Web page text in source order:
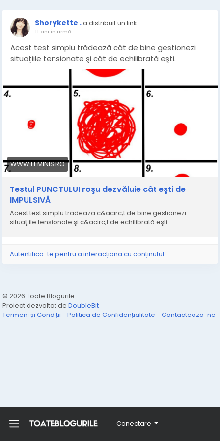
Conectare
Shorykette .a distribuit un link
11 ani în urmă
Acest test simplu trădează cât de bine gestionezi
situaţiile tensionate şi cât de echilibrată eşti.
WWW.FEMINIS.RO
Testul PUNCTULUI roşu dezvăluie cât eşti de
IMPULSIVĂ
Acest test simplu trădează c&acirc;t de bine gestionezi
situaţiile tensionate şi c&acirc;t de echilibrată eşti.
Autentifică-te pentru a interacționa cu conținutul!
© 2026 Toate Blogurile
Proiect dezvoltat de DoubleBit
Termeni și Condiții
Politica de Confidențialitate Contactează-ne